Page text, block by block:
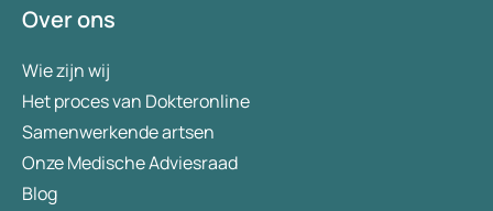
Over ons
Wie zijn wij
Het proces van Dokteronline
Samenwerkende artsen
Onze Medische Adviesraad
Blog